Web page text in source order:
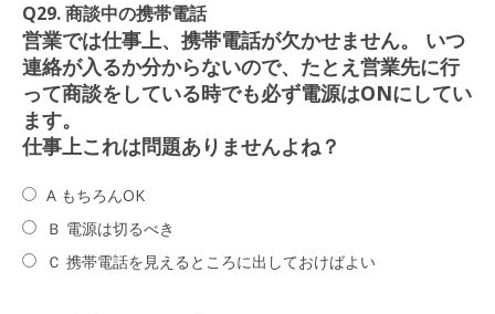
Q29. 商談中の携帯電話
営業では仕事上、携帯電話が欠かせません。 いつ
連絡が入るか分からないので、たとえ営業先に行
って商談をしている時でも必ず電源はONにしてい
ます。
仕事上これは問題ありませんよね？
A もちろんOK
Ｂ 電源は切るべき
Ｃ 携帯電話を見えるところに出しておけばよい